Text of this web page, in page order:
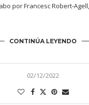
por Francesc Robert-
CONTINÚA LEYENDO
02/12/2022